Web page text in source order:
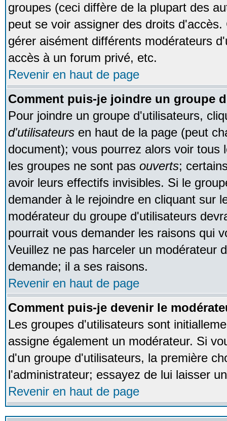
groupes (ceci diffère de la plupart des
peut se voir assigner des droits
gérer aisément différents modérateurs
accès à un forum privé, etc.
Revenir en haut de page
Comment puis-je joindre un groupe
Pour joindre un groupe d'utilisateurs,
d'utilisateurs en haut de la page (peut
document); vous pourrez alors voir tous
les groupes ne sont pas ouverts;
avoir leurs effectifs invisibles. Si le
demander à le rejoindre en cliquant sur
modérateur du groupe d'utilisateurs
pourrait vous demander les raisons qui
Veuillez ne pas harceler un modérateur
demande; il a ses raisons.
Revenir en haut de page
Comment puis-je devenir le
Les groupes d'utilisateurs sont
assigne également un modérateur. Si
d'un groupe d'utilisateurs, la première
l'administrateur; essayez de lui laisser
Revenir en haut de page